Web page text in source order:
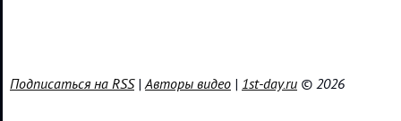
Подписаться на RSS|Авторы видео | 1st-day.ru © 2026